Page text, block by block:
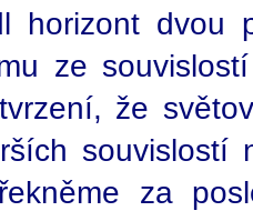
horizont dvou
ze
že
souvislostí
za